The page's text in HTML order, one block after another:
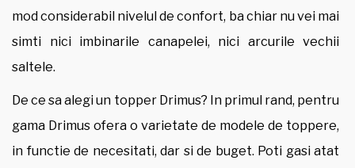
mod considerabil nivelul de confort, ba chiar nu vei mai
simti nici imbinarile canapelei, nici arcurile vechii
saltele.
De ce sa alegi un topper Drimus? In primul rand, pentru
gama Drimus ofera o varietate de modele de toppere,
in functie de necesitati, dar si de buget. Poti gasi atat